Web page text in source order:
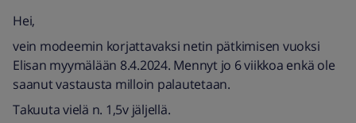
Hei,
vein modeemin korjattavaksi netin pätkimisen vuoksi
Elisan myymälään 8.4.2024. Mennyt jo 6 viikkoa enkä ole
saanut vastausta milloin palautetaan.
Takuuta vielä n. 1,5v jäljellä.